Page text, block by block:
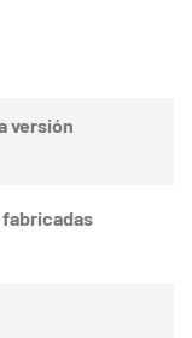
versión